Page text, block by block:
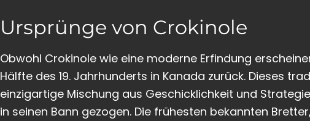
Ursprünge von Crokinole
Obwohl Crokinole wie eine moderne Erfindung
Hälfte des 19. Jahrhunderts in Kanada zurück. Dieses
einzigartige Mischung aus Geschicklichkeit und
in seinen Bann gezogen. Die frühesten bekannten